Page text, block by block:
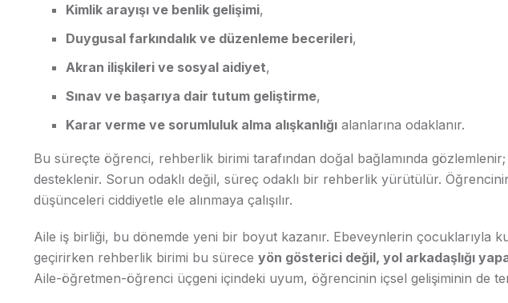
Kimlik arayışı ve benlik gelişimi,
Duygusal farkındalık ve düzenleme becerileri,
Akran ilişkileri ve sosyal aidiyet,
Sınav ve başarıya dair tutum geliştirme,
Karar verme ve sorumluluk alma alışkanlığı alanlarına odaklanır.
Bu süreçte öğrenci, rehberlik birimi tarafından doğal bağlamında
desteklenir. Sorun odaklı değil, süreç odaklı bir rehberlik yürütülür.
düşünceleri ciddiyetle ele alınmaya çalışılır.
Aile iş birliği, bu dönemde yeni bir boyut kazanır. Ebeveynlerin çocuklarıyla
geçirirken rehberlik birimi bu sürece yön gösterici değil, yol arkadaşlığı
Aile-öğretmen-öğrenci üçgeni içindeki uyum, öğrencinin içsel gelişiminin de